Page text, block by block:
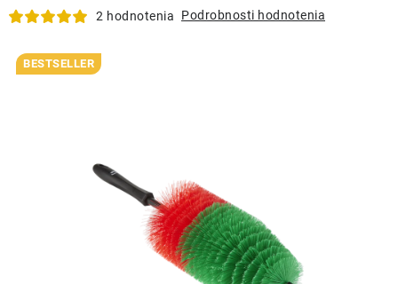
THE FINISHER
DARČEKOVÉ POUKAZY
2 hodnotenia Podrobnosti hodnotenia
BESTSELLER